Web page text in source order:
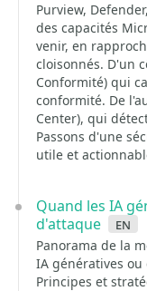
Purview,
des capacités
venir, en
cloisonnés. D'un
Conformité) qui
conformité. De
Center), qui
Passons d'une
utile et
Quand les IA
d'attaque
en
Panorama de la
IA génératives
Principes et